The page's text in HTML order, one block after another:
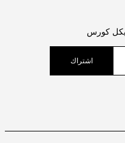
كورس
اشتراك